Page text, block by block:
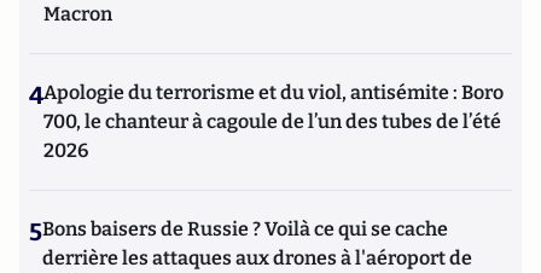
Macron
4Apologie du terrorisme et du viol, antisémite : Boro
700, le chanteur à cagoule de l’un des tubes de l’été
2026
5Bons baisers de Russie ? Voilà ce qui se cache
derrière les attaques aux drones à l'aéroport de